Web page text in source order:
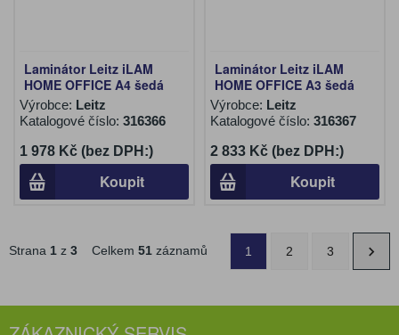
Laminátor Leitz iLAM
HOME OFFICE A4 šedá
Výrobce: Leitz
Katalogové číslo: 316366
1 978 Kč (bez DPH:)
Koupit
Laminátor Leitz iLAM
HOME OFFICE A3 šedá
Výrobce: Leitz
Katalogové číslo: 316367
2 833 Kč (bez DPH:)
Koupit
Strana 1 z 3 Celkem 51 záznamů 1 2 3